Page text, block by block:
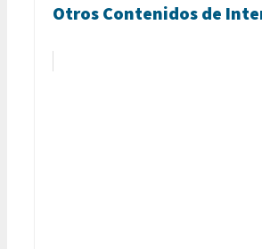
Otros Contenidos de